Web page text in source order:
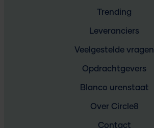
Trending
Leveranciers
Veelgestelde vragen
Opdrachtgevers
Blanco urenstaat
Over Circle8
Contact